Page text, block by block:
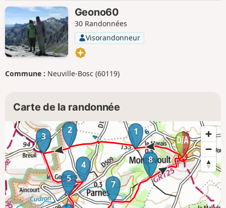
Geono60
30 Randonnées
Visorandonneur
Commune : Neuville-Bosc (60119)
Carte de la randonnée
1
2
3
4
5
7
8